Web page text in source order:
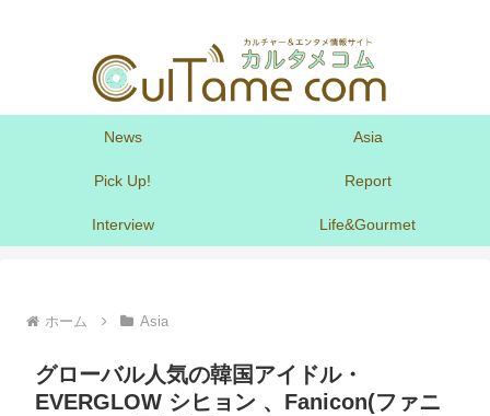
News Asia
Pick Up! Report
Interview Life&Gourmet
ホーム Asia
グローバル人気の韓国アイドル・
EVERGLOW シヒョン 、Fanicon(ファニ